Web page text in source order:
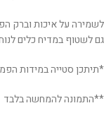
לשמירה על איכות וברק
גם לשטוף במדיח כלים
*תיתכן סטייה במידות
**התמונה להמחשה בלבד